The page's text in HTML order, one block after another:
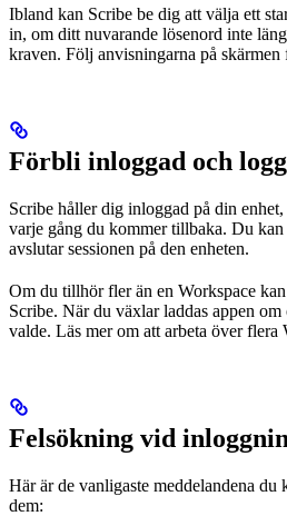
Ibland kan Scribe be dig att välja ett
in, om ditt nuvarande lösenord inte
kraven. Följ anvisningarna på skärmen
Förbli inloggad och
Scribe håller dig inloggad på din
varje gång du kommer tillbaka. Du
avslutar sessionen på den enheten.
Om du tillhör fler än en Workspace
Scribe. När du växlar laddas appen
valde. Läs mer om att arbeta över flera
Felsökning vid
Här är de vanligaste meddelandena du
dem: